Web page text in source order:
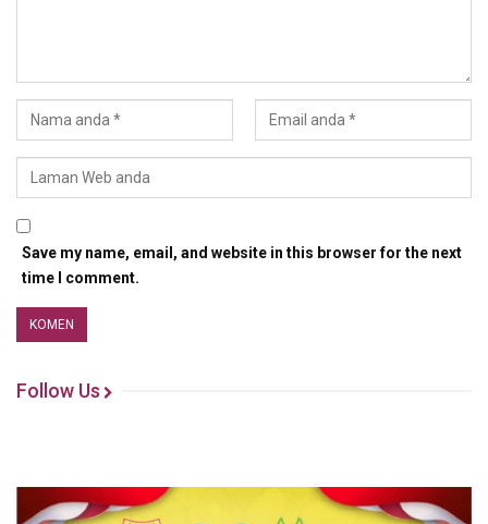
Save my name, email, and website in this browser for the next
time I comment.
Follow Us